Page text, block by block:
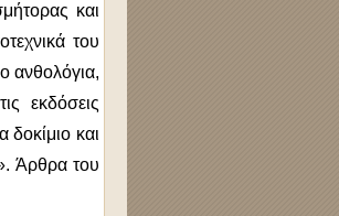
και
του
ανθολόγια,
εκδόσεις
και
Άρθρα του